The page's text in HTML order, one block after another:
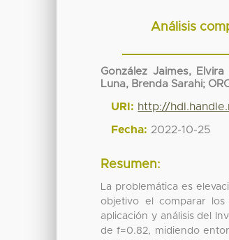
Análisis
González Jaimes, Elvira
Luna, Brenda Sarahi;
URI: http://
Fecha: 2022-10-25
Resumen:
La problemática es
objetivo el comparar
aplicación y análisis del
de f=0.82, midiendo